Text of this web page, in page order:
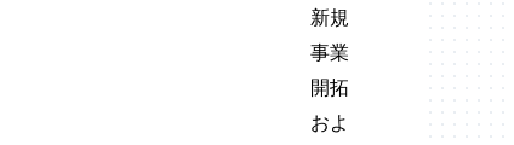
新規
事業
開拓
およ